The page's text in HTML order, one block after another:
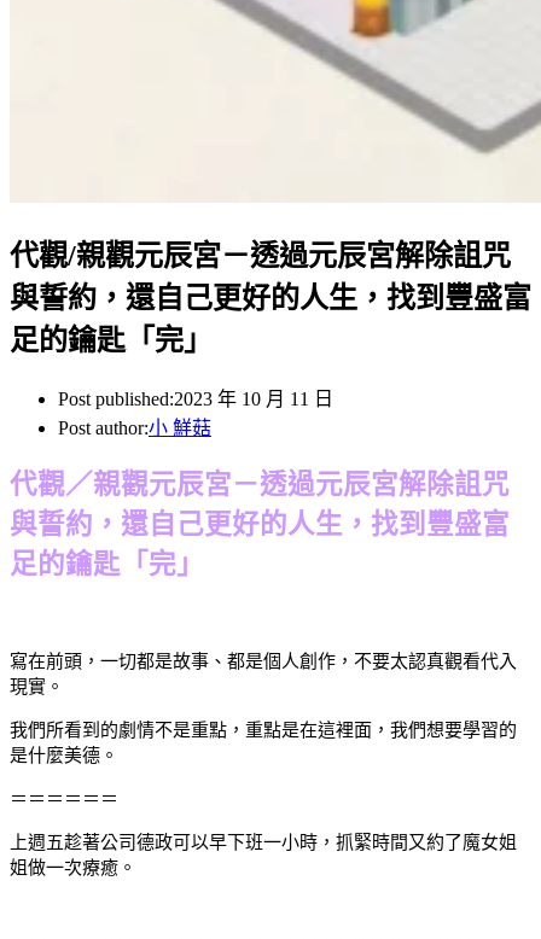
代觀/親觀元辰宮－透過元辰宮解除詛咒
與誓約，還自己更好的人生，找到豐盛富
足的鑰匙「完」
Post published:2023 年 10 月 11 日
Post author:小 鮮菇
代觀／親觀元辰宮－透過元辰宮解除詛咒
與誓約，還自己更好的人生，找到豐盛富
足的鑰匙「完」
寫在前頭，一切都是故事、都是個人創作，不要太認真觀看代入
現實。
我們所看到的劇情不是重點，重點是在這裡面，我們想要學習的
是什麼美德。
＝＝＝＝＝＝
上週五趁著公司德政可以早下班一小時，抓緊時間又約了魔女姐
姐做一次療癒。